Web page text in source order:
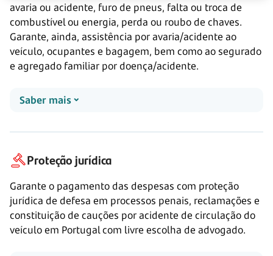
avaria ou acidente, furo de pneus, falta ou troca de
combustível ou energia, perda ou roubo de chaves.
Garante, ainda, assistência por avaria/acidente ao
veículo, ocupantes e bagagem, bem como ao segurado
e agregado familiar por doença/acidente.
Saber mais
Proteção jurídica
Garante o pagamento das despesas com proteção
jurídica de defesa em processos penais, reclamações e
constituição de cauções por acidente de circulação do
veículo em Portugal com livre escolha de advogado.